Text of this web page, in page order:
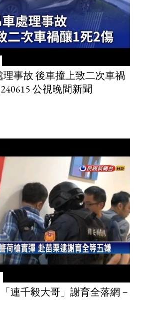
理事故 後車撞上致二次車禍
公視晚間新聞
連千毅大哥」謝育全落網－